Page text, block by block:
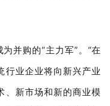
并购的“主力军”。“在
行业企业将向新兴产业
、新市场和新的商业模